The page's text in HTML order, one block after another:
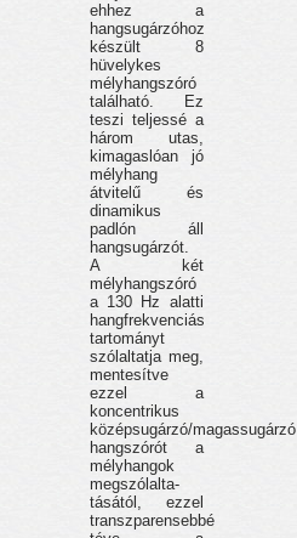
ehhez a
hangsugárzóhoz
készült 8
hüvelykes
mélyhangszóró
található. Ez
teszi teljessé a
három utas,
kimagaslóan jó
mélyhang
átvitelű és
dinamikus
padlón áll
hangsugárzót.
A két
mélyhangszóró
a 130 Hz alatti
hangfrekvenciás
tartományt
szólaltatja meg,
mentesítve
ezzel a
koncentrikus
középsugárzó/magassugárzó
hangszórót a
mélyhangok
megszólalta-
tásától, ezzel
transzparensebbé